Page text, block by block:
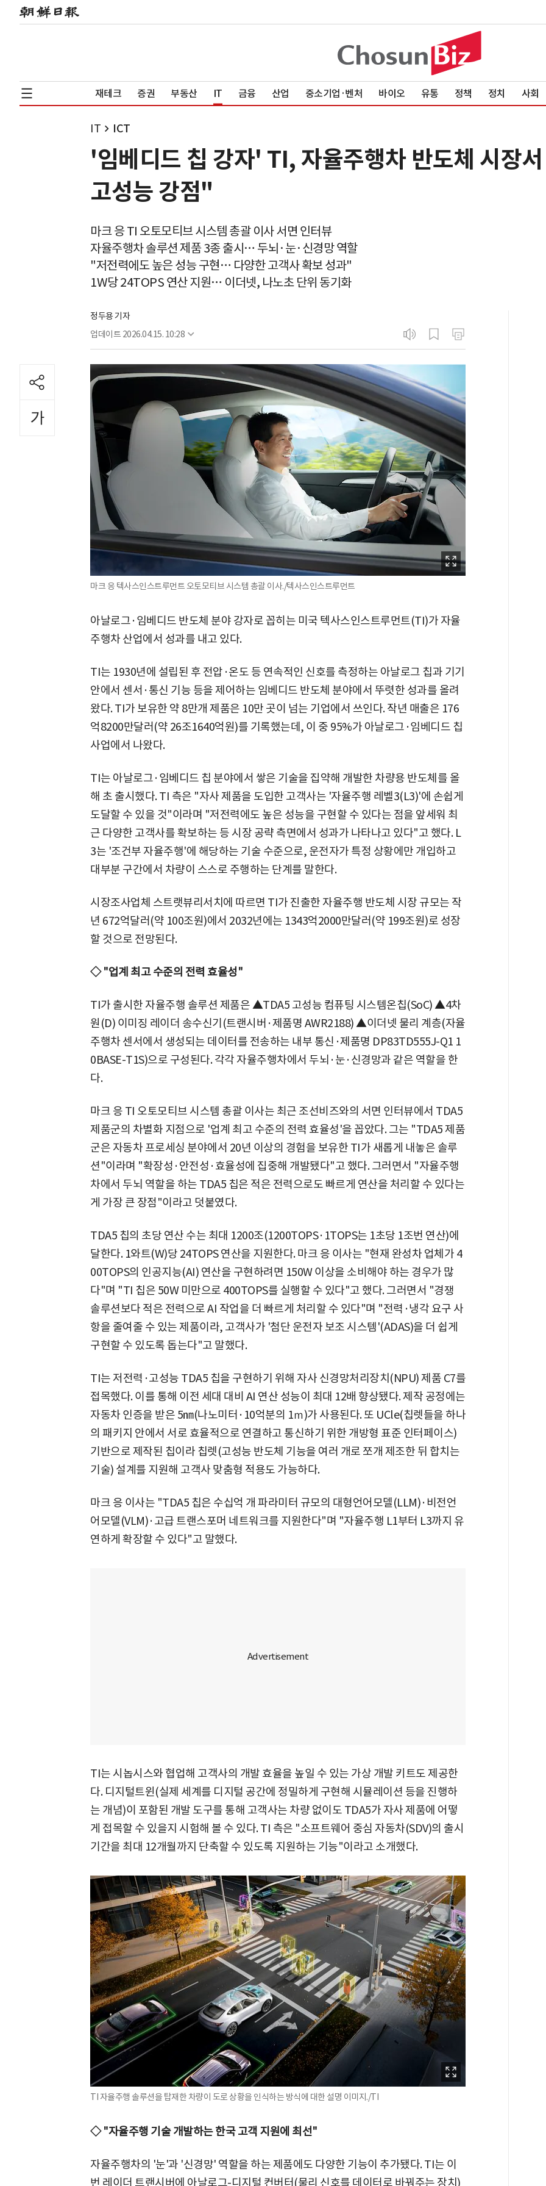
재테크 증권 부동산 IT 금융 산업 중소기업·벤처 바이오 유통 정책 정치 사회
IT ICT
'임베디드 칩 강자' TI, 자율주행차 반도체 시장
고성능 강점"
마크 응 TI 오토모티브 시스템 총괄 이사 서면 인터뷰
자율주행차 솔루션 제품 3종 출시… 두뇌·눈·신경망 역할
"저전력에도 높은 성능 구현… 다양한 고객사 확보 성과"
1W당 24TOPS 연산 지원… 이더넷, 나노초 단위 동기화
정두용 기자
업데이트 2026.04.15. 10:28
마크 응 텍사스인스트루먼트 오토모티브 시스템 총괄 이사./텍사스인스트루먼트
아날로그·임베디드 반도체 분야 강자로 꼽히는 미국 텍사스인스트루먼트(TI)가 자율
주행차 산업에서 성과를 내고 있다.
TI는 1930년에 설립된 후 전압·온도 등 연속적인 신호를 측정하는 아날로그 칩과 기기
안에서 센서·통신 기능 등을 제어하는 임베디드 반도체 분야에서 뚜렷한 성과를 올려
왔다. TI가 보유한 약 8만개 제품은 10만 곳이 넘는 기업에서 쓰인다. 작년 매출은 176
억8200만달러(약 26조1640억원)를 기록했는데, 이 중 95%가 아날로그·임베디드 칩
사업에서 나왔다.
TI는 아날로그·임베디드 칩 분야에서 쌓은 기술을 집약해 개발한 차량용 반도체를 올
해 초 출시했다. TI 측은 "자사 제품을 도입한 고객사는 '자율주행 레벨3(L3)'에 손쉽게
도달할 수 있을 것"이라며 "저전력에도 높은 성능을 구현할 수 있다는 점을 앞세워 최
근 다양한 고객사를 확보하는 등 시장 공략 측면에서 성과가 나타나고 있다"고 했다. L
3는 '조건부 자율주행'에 해당하는 기술 수준으로, 운전자가 특정 상황에만 개입하고
대부분 구간에서 차량이 스스로 주행하는 단계를 말한다.
시장조사업체 스트랫뷰리서치에 따르면 TI가 진출한 자율주행 반도체 시장 규모는 작
년 672억달러(약 100조원)에서 2032년에는 1343억2000만달러(약 199조원)로 성장
할 것으로 전망된다.
◇ "업계 최고 수준의 전력 효율성"
TI가 출시한 자율주행 솔루션 제품은 ▲TDA5 고성능 컴퓨팅 시스템온칩(SoC) ▲4차
원(D) 이미징 레이더 송수신기(트랜시버·제품명 AWR2188) ▲이더넷 물리 계층(자율
주행차 센서에서 생성되는 데이터를 전송하는 내부 통신·제품명 DP83TD555J-Q1 1
0BASE-T1S)으로 구성된다. 각각 자율주행차에서 두뇌·눈·신경망과 같은 역할을 한
다.
마크 응 TI 오토모티브 시스템 총괄 이사는 최근 조선비즈와의 서면 인터뷰에서 TDA5
제품군의 차별화 지점으로 '업계 최고 수준의 전력 효율성'을 꼽았다. 그는 "TDA5 제품
군은 자동차 프로세싱 분야에서 20년 이상의 경험을 보유한 TI가 새롭게 내놓은 솔루
션"이라며 "확장성·안전성·효율성에 집중해 개발됐다"고 했다. 그러면서 "자율주행
차에서 두뇌 역할을 하는 TDA5 칩은 적은 전력으로도 빠르게 연산을 처리할 수 있다는
게 가장 큰 장점"이라고 덧붙였다.
TDA5 칩의 초당 연산 수는 최대 1200조(1200TOPS·1TOPS는 1초당 1조번 연산)에
달한다. 1와트(W)당 24TOPS 연산을 지원한다. 마크 응 이사는 "현재 완성차 업체가 4
00TOPS의 인공지능(AI) 연산을 구현하려면 150W 이상을 소비해야 하는 경우가 많
다"며 "TI 칩은 50W 미만으로 400TOPS를 실행할 수 있다"고 했다. 그러면서 "경쟁
솔루션보다 적은 전력으로 AI 작업을 더 빠르게 처리할 수 있다"며 "전력·냉각 요구 사
항을 줄여줄 수 있는 제품이라, 고객사가 '첨단 운전자 보조 시스템'(ADAS)을 더 쉽게
구현할 수 있도록 돕는다"고 말했다.
TI는 저전력·고성능 TDA5 칩을 구현하기 위해 자사 신경망처리장치(NPU) 제품 C7를
접목했다. 이를 통해 이전 세대 대비 AI 연산 성능이 최대 12배 향상됐다. 제작 공정에는
자동차 인증을 받은 5㎚(나노미터·10억분의 1ｍ)가 사용된다. 또 UCle(칩렛들을 하나
의 패키지 안에서 서로 효율적으로 연결하고 통신하기 위한 개방형 표준 인터페이스)
기반으로 제작된 칩이라 칩렛(고성능 반도체 기능을 여러 개로 쪼개 제조한 뒤 합치는
기술) 설계를 지원해 고객사 맞춤형 적용도 가능하다.
마크 응 이사는 "TDA5 칩은 수십억 개 파라미터 규모의 대형언어모델(LLM)·비전언
어모델(VLM)·고급 트랜스포머 네트워크를 지원한다"며 "자율주행 L1부터 L3까지 유
연하게 확장할 수 있다"고 말했다.
TI는 시놉시스와 협업해 고객사의 개발 효율을 높일 수 있는 가상 개발 키트도 제공한
다. 디지털트윈(실제 세계를 디지털 공간에 정밀하게 구현해 시뮬레이션 등을 진행하
는 개념)이 포함된 개발 도구를 통해 고객사는 차량 없이도 TDA5가 자사 제품에 어떻
게 접목할 수 있을지 시험해 볼 수 있다. TI 측은 "소프트웨어 중심 자동차(SDV)의 출시
기간을 최대 12개월까지 단축할 수 있도록 지원하는 기능"이라고 소개했다.
TI 자율주행 솔루션을 탑재한 차량이 도로 상황을 인식하는 방식에 대한 설명 이미지./TI
◇ "자율주행 기술 개발하는 한국 고객 지원에 최선"
자율주행차의 '눈'과 '신경망' 역할을 하는 제품에도 다양한 기능이 추가됐다. TI는 이
번 레이더 트랜시버에 아날로그-디지털 컨버터(물리 신호를 데이터로 바꿔주는 장치)